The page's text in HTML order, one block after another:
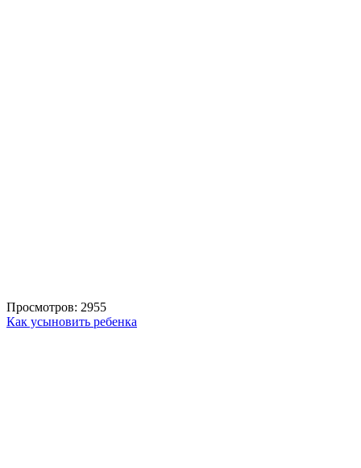
Просмотров: 2955
Как усыновить ребенка